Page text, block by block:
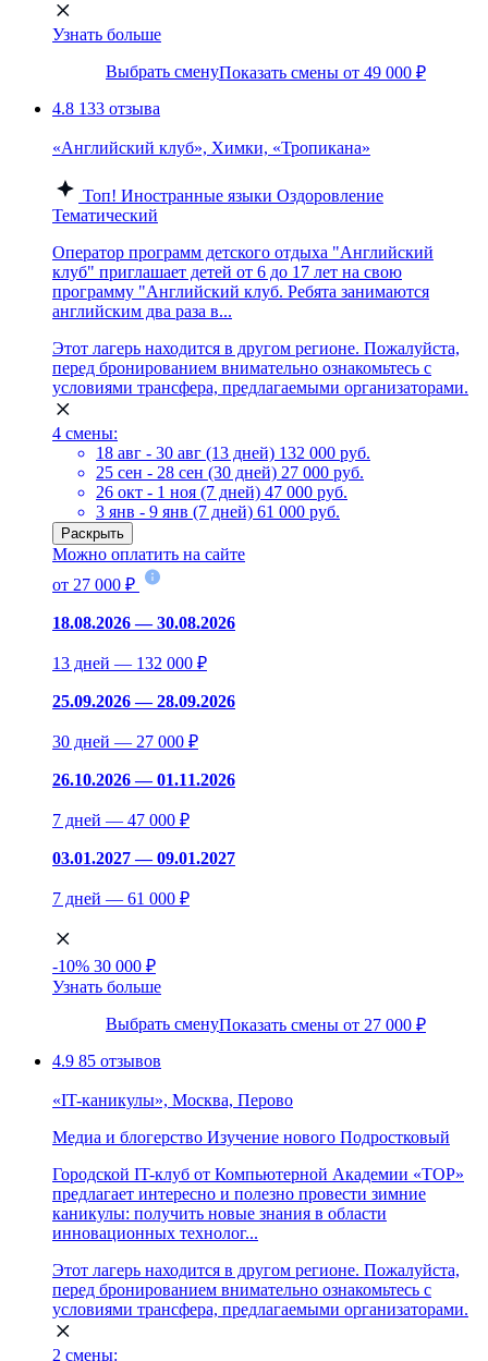
Узнать больше
Выбрать сменуПоказать смены от 49 000 ₽
4.8 133 отзыва
«Английский клуб», Химки, «Тропикана»
Топ! Иностранные языки Оздоровление
Тематический
Оператор программ детского отдыха "Английский
клуб" приглашает детей от 6 до 17 лет на свою
программу "Английский клуб. Ребята занимаются
английским два раза в...
Этот лагерь находится в другом регионе. Пожалуйста,
перед бронированием внимательно ознакомьтесь с
условиями трансфера, предлагаемыми организаторами.
4 смены:
18 авг - 30 авг (13 дней) 132 000 руб.
25 сен - 28 сен (30 дней) 27 000 руб.
26 окт - 1 ноя (7 дней) 47 000 руб.
3 янв - 9 янв (7 дней) 61 000 руб.
Раскрыть
Можно оплатить на сайте
от 27 000 ₽
18.08.2026 — 30.08.2026
13 дней — 132 000 ₽
25.09.2026 — 28.09.2026
30 дней — 27 000 ₽
26.10.2026 — 01.11.2026
7 дней — 47 000 ₽
03.01.2027 — 09.01.2027
7 дней — 61 000 ₽
-10% 30 000 ₽
Узнать больше
Выбрать сменуПоказать смены от 27 000 ₽
4.9 85 отзывов
«IT-каникулы», Москва, Перово
Медиа и блогерство Изучение нового Подростковый
Городской IT-клуб от Компьютерной Академии «ТОР»
предлагает интересно и полезно провести зимние
каникулы: получить новые знания в области
инновационных технолог...
Этот лагерь находится в другом регионе. Пожалуйста,
перед бронированием внимательно ознакомьтесь с
условиями трансфера, предлагаемыми организаторами.
2 смены: